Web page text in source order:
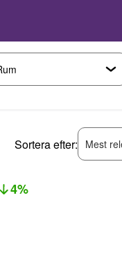
Sortera efter: Mest
4%